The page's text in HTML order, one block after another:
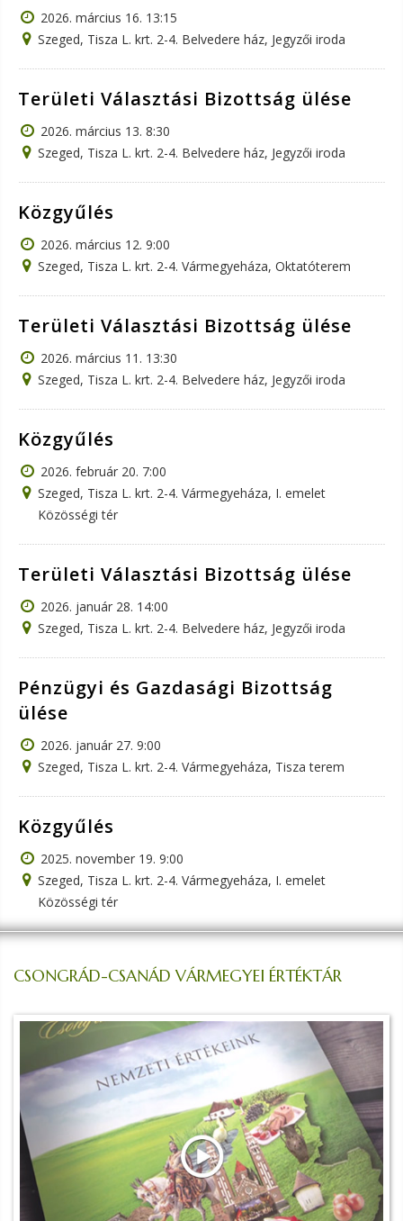
2026. március 16. 13:15
Szeged, Tisza L. krt. 2-4. Belvedere ház, Jegyzői iroda
Területi Választási Bizottság ülése
2026. március 13. 8:30
Szeged, Tisza L. krt. 2-4. Belvedere ház, Jegyzői iroda
Közgyűlés
2026. március 12. 9:00
Szeged, Tisza L. krt. 2-4. Vármegyeháza, Oktatóterem
Területi Választási Bizottság ülése
2026. március 11. 13:30
Szeged, Tisza L. krt. 2-4. Belvedere ház, Jegyzői iroda
Közgyűlés
2026. február 20. 7:00
Szeged, Tisza L. krt. 2-4. Vármegyeháza, I. emelet
Közösségi tér
Területi Választási Bizottság ülése
2026. január 28. 14:00
Szeged, Tisza L. krt. 2-4. Belvedere ház, Jegyzői iroda
Pénzügyi és Gazdasági Bizottság
ülése
2026. január 27. 9:00
Szeged, Tisza L. krt. 2-4. Vármegyeháza, Tisza terem
Közgyűlés
2025. november 19. 9:00
Szeged, Tisza L. krt. 2-4. Vármegyeháza, I. emelet
Közösségi tér
CSONGRÁD-CSANÁD VÁRMEGYEI ÉRTÉKTÁR